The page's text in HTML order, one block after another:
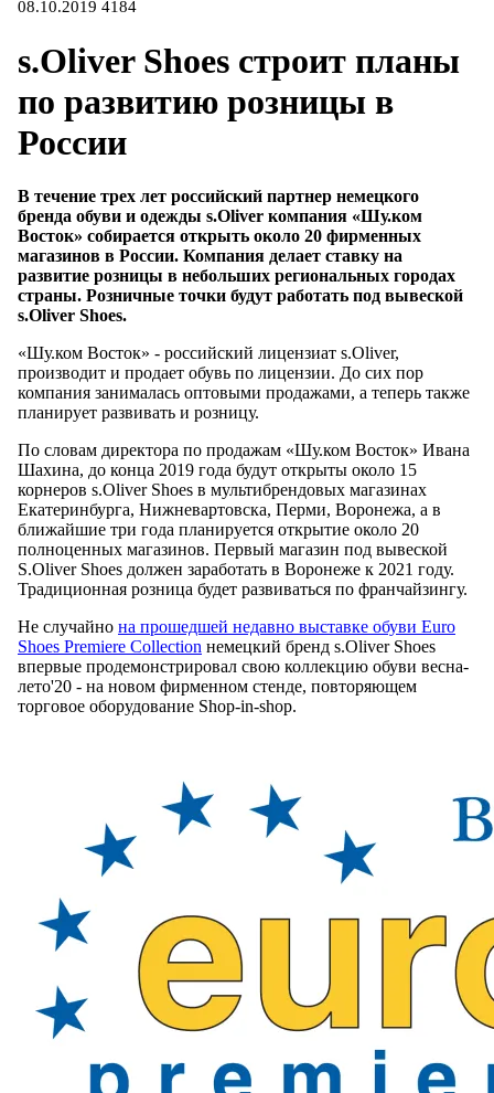
08.10.2019 4184
s.Oliver Shoes строит планы
по развитию розницы в
России
В течение трех лет российский партнер немецкого
бренда обуви и одежды s.Oliver компания «Шу.ком
Восток» собирается открыть около 20 фирменных
магазинов в России. Компания делает ставку на
развитие розницы в небольших региональных городах
страны. Розничные точки будут работать под вывеской
s.Oliver Shoes.
«Шу.ком Восток» - российский лицензиат s.Oliver,
производит и продает обувь по лицензии. До сих пор
компания занималась оптовыми продажами, а теперь также
планирует развивать и розницу.
По словам директора по продажам «Шу.ком Восток» Ивана
Шахина, до конца 2019 года будут открыты около 15
корнеров s.Oliver Shoes в мультибрендовых магазинах
Екатеринбурга, Нижневартовска, Перми, Воронежа, а в
ближайшие три года планируется открытие около 20
полноценных магазинов. Первый магазин под вывеской
S.Oliver Shoes должен заработать в Воронеже к 2021 году.
Традиционная розница будет развиваться по франчайзингу.
Не случайно на прошедшей недавно выставке обуви Euro
Shoes Premiere Collection немецкий бренд s.Oliver Shoes
впервые продемонстрировал свою коллекцию обуви весна-
лето'20 - на новом фирменном стенде, повторяющем
торговое оборудование Shop-in-shop.